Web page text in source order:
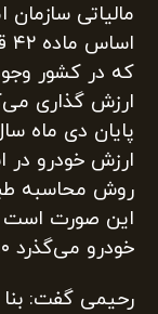
مالیاتی سازمان
که در کشور
ارزش گذاری
این صورت است
خودرو می‌گذرد ۱۰ درصد از ارزش خودرو کم خواهد شد.